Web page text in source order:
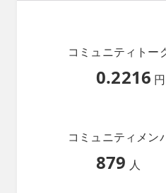
コミュニティトー
0.2216 円
コミュニティメン
879 人